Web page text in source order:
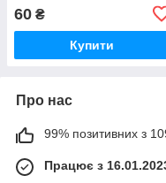
60 ₴
Купити
Про нас
99% позитивних з 109
Працює з